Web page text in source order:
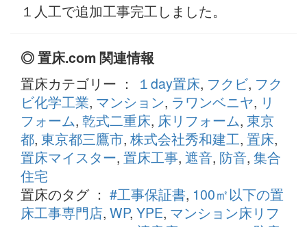
１人工で追加工事完工しました。
◎ 置床.com 関連情報
置床カテゴリー ： １day置床, フクビ, フク
ビ化学工業, マンション, ラワンベニヤ, リ
フォーム, 乾式二重床, 床リフォーム, 東京
都, 東京都三鷹市, 株式会社秀和建工, 置床,
置床マイスター, 置床工事, 遮音, 防音, 集合
住宅
置床のタグ ： #工事保証書, 100㎡以下の置
床工事専門店, WP, YPE, マンション床リフ